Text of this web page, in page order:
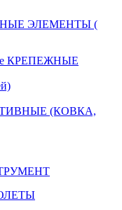
ЭЛЕМЕНТЫ (
КРЕПЕЖНЫЕ
(КОВКА,